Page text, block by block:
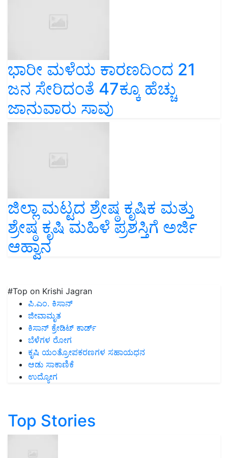
ಭಾರೀ ಮಳೆಯ ಕಾರಣದಿಂದ 21
ಜನ ಸೇರಿದಂತೆ 47ಕ್ಕೂ ಹೆಚ್ಚು
ಜಾನುವಾರು ಸಾವು
ಜಿಲ್ಲಾ ಮಟ್ಟದ ಶ್ರೇಷ್ಠ ಕೃಷಿಕ ಮತ್ತು
ಶ್ರೇಷ್ಠ ಕೃಷಿ ಮಹಿಳೆ ಪ್ರಶಸ್ತಿಗೆ ಅರ್ಜಿ
ಆಹ್ವಾನ
#Top on Krishi Jagran
ಪಿ.ಎಂ. ಕಿಸಾನ್
ಜೀವಾಮೃತ
ಕಿಸಾನ್ ಕ್ರೇಡಿಟ್ ಕಾರ್ಡ್
ಬೆಳೆಗಳ ರೋಗ
ಕೃಷಿ ಯಂತ್ರೋಪಕರಣಗಳ ಸಹಾಯಧನ
ಆಡು ಸಾಕಾಣಿಕೆ
ಉದ್ಯೋಗ
Top Stories